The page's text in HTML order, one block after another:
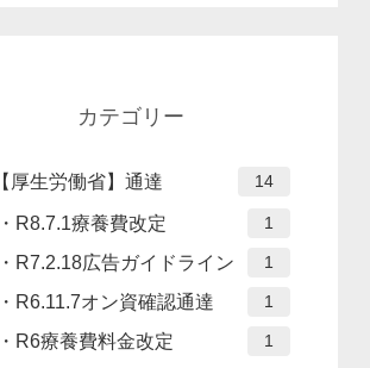
カテゴリー
【厚生労働省】通達 14
R8.7.1療養費改定 1
R7.2.18広告ガイドライン 1
R6.11.7オン資確認通達 1
R6療養費料金改定 1